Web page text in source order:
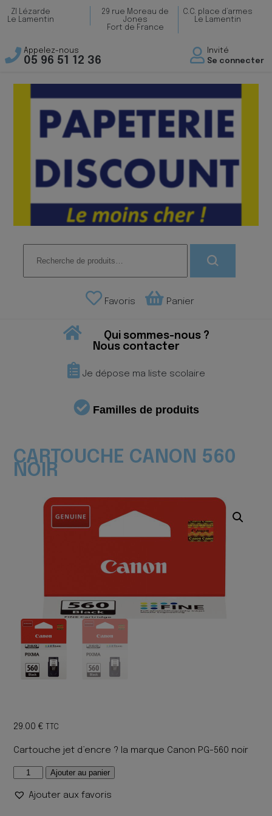
ZI Lézarde
Le Lamentin
29 rue Moreau de
Jones
Fort de France
C.C. place d’armes
Le Lamentin
Appelez-nous
05 96 51 12 36
Invité
Se connecter
pour :
Favoris Panier
Qui sommes-nous ?
Nous contacter
Je dépose ma liste scolaire
Familles de produits
CARTOUCHE CANON 560
NOIR
29.00€ TTC
Cartouche jet d’encre ? la marque Canon PG-560 noir
quantité
CARTOUCHE
Ajouter au panier
Ajouter aux favoris